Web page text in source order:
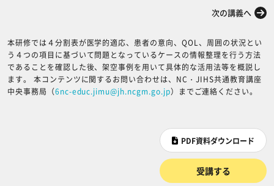
次の講義へ
本研修では４分割表が医学的適応、患者の意向、QOL、周囲の状況とい
う４つの項目に基づいて問題となっているケースの情報整理を行う方法
であることを確認した後、架空事例を用いて具体的な活用法等を概説し
ます。 本コンテンツに関するお問い合わせは、NC・JIHS共通教育講座
中央事務局（6nc-educ.jimu@jh.ncgm.go.jp）までご連絡ください。
PDF資料ダウンロード
受講する